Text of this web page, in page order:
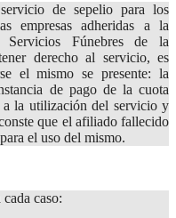
de sepelio para los
empresas adheridas a la
Servicios Fúnebres de la
derecho al servicio, es
el mismo se presente: la
de pago de la cuota
a la utilización del servicio y
que el afiliado fallecido
el uso del mismo.
caso: